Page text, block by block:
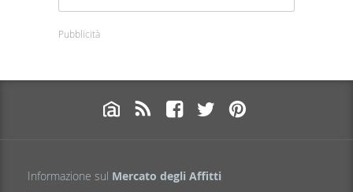
Pubblicità
Informazione sul Mercato degli Affitti